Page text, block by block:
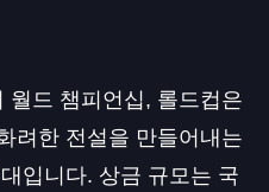
월드 챔피언십, 롤드컵은
려한 전설을 만들어내는
입니다. 상금 규모는 국